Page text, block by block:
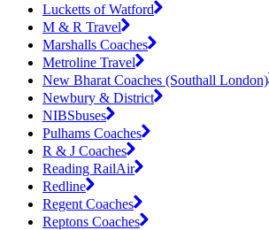
Lucketts of Watford
M & R Travel
Marshalls Coaches
Metroline Travel
New Bharat Coaches (Southall London)
Newbury & District
NIBSbuses
Pulhams Coaches
R & J Coaches
Reading RailAir
Redline
Regent Coaches
Reptons Coaches